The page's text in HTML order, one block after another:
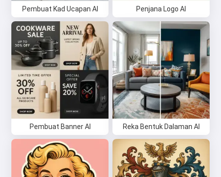
Pembuat Kad Ucapan AI Penjana Logo AI
Pembuat Banner AI Reka Bentuk Dalaman AI